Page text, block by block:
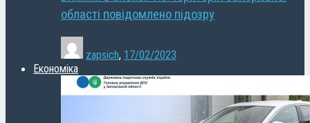
області повідомлено підозру
zapsich, 17/02/2023
Економіка